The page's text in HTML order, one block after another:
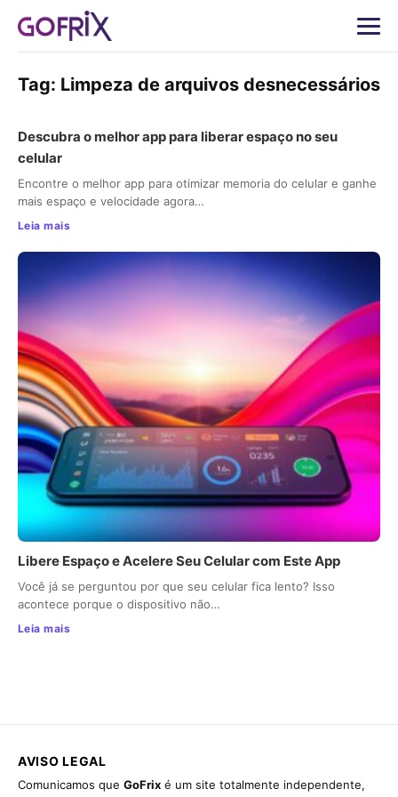
Tag: Limpeza de arquivos desnecessários
Descubra o melhor app para liberar espaço no seu
celular
Encontre o melhor app para otimizar memoria do celular e ganhe
mais espaço e velocidade agora…
Leia mais
Libere Espaço e Acelere Seu Celular com Este App
Você já se perguntou por que seu celular fica lento? Isso
acontece porque o dispositivo não…
Leia mais
AVISO LEGAL
Comunicamos que GoFrix é um site totalmente independente,